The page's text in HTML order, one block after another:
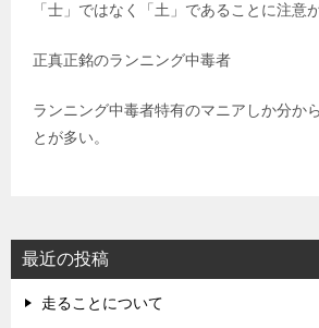
「士」ではなく「土」であることに注意
正真正銘のランニング中毒者
ランニング中毒者特有のマニアしか分か
とが多い。
最近の投稿
走ることについて